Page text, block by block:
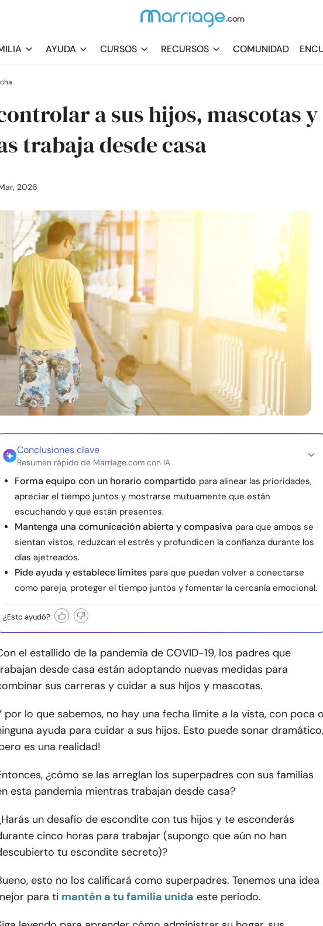
AYUDA CURSOS RECURSOS COMUNIDAD
a sus hijos, mascotas y
trabaja desde casa
2026
Conclusiones clave
Resumen rápido de Marriage.com con IA
Forma equipo con un horario compartido para alinear las prioridades,
apreciar el tiempo juntos y mostrarse mutuamente que están
escuchando y que están presentes.
Mantenga una comunicación abierta y compasiva para que ambos se
sientan vistos, reduzcan el estrés y profundicen la confianza durante los
días ajetreados.
Pide ayuda y establece límites para que puedan volver a conectarse
como pareja, proteger el tiempo juntos y fomentar la cercanía emocional.
¿Esto ayudó?
el estallido de la pandemia de COVID-19, los padres que
desde casa están adoptando nuevas medidas para
sus carreras y cuidar a sus hijos y mascotas.
por lo que sabemos, no hay una fecha límite a la vista, con poca
ayuda para cuidar a sus hijos. Esto puede sonar dramático,
es una realidad!
¿cómo se las arreglan los superpadres con sus familias
esta pandemia mientras trabajan desde casa?
un desafío de escondite con tus hijos y te esconderás
cinco horas para trabajar (supongo que aún no han
tu escondite secreto)?
esto no los calificará como superpadres. Tenemos una idea
para ti mantén a tu familia unida este período.